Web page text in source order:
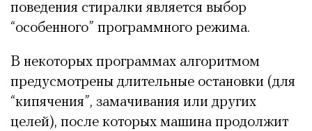
поведения стиралки является выбор
“особенного” программного режима.
В некоторых программах алгоритмом
предусмотрены длительные остановки (для
“кипячения”, замачивания или других
целей), после которых машина продолжит